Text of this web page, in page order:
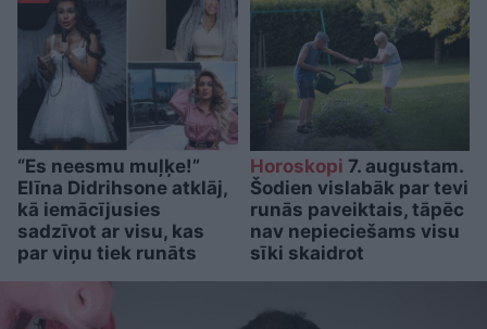
“Es neesmu muļķe!”
Elīna Didrihsone atklāj,
kā iemācījusies
sadzīvot ar visu, kas
par viņu tiek runāts
Horoskopi 7. augustam.
Šodien vislabāk par tevi
runās paveiktais, tāpēc
nav nepieciešams visu
sīki skaidrot